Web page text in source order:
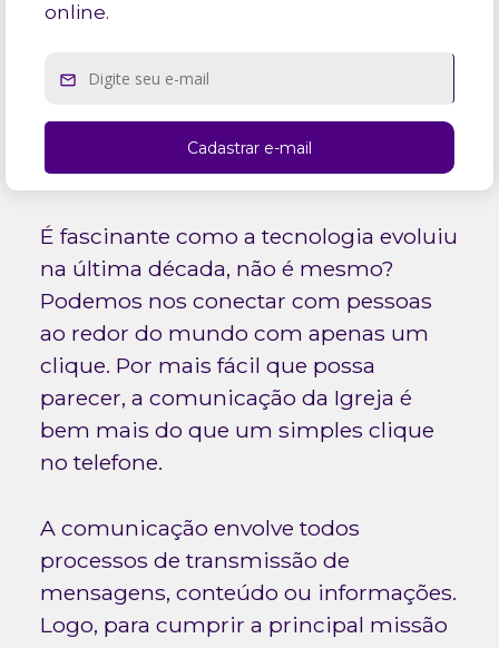
online.
É fascinante como a tecnologia evoluiu
na última década, não é mesmo?
Podemos nos conectar com pessoas
ao redor do mundo com apenas um
clique. Por mais fácil que possa
parecer, a comunicação da Igreja é
bem mais do que um simples clique
no telefone.
A comunicação envolve todos
processos de transmissão de
mensagens, conteúdo ou informações.
Logo, para cumprir a principal missão